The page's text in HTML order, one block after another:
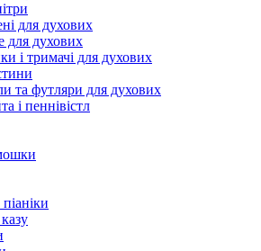
для духових
для духових
і тримачі для духових
та футляри для духових
і пеннівістл